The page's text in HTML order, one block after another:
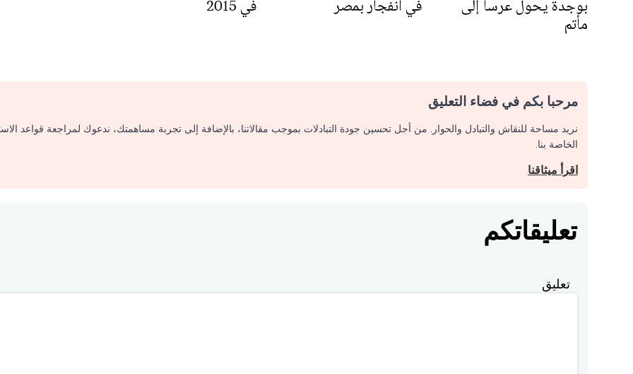
بوجدة يحول عرسا إلى
مأتم
في انفجار بمصر
في 2015
مرحبا بكم في فضاء التعليق
نريد مساحة للنقاش والتبادل والحوار. من أجل تحسين جودة التبادلات بموجب مقالاتنا، بالإضافة إلى تجربة مساهمتك، ندعوك لمراجعة قواعد
الخاصة بنا.
اقرأ ميثاقنا
تعليقاتكم
تعليق